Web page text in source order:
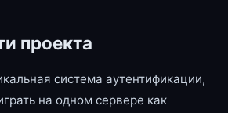
проекта
система аутентификации,
на одном сервере как